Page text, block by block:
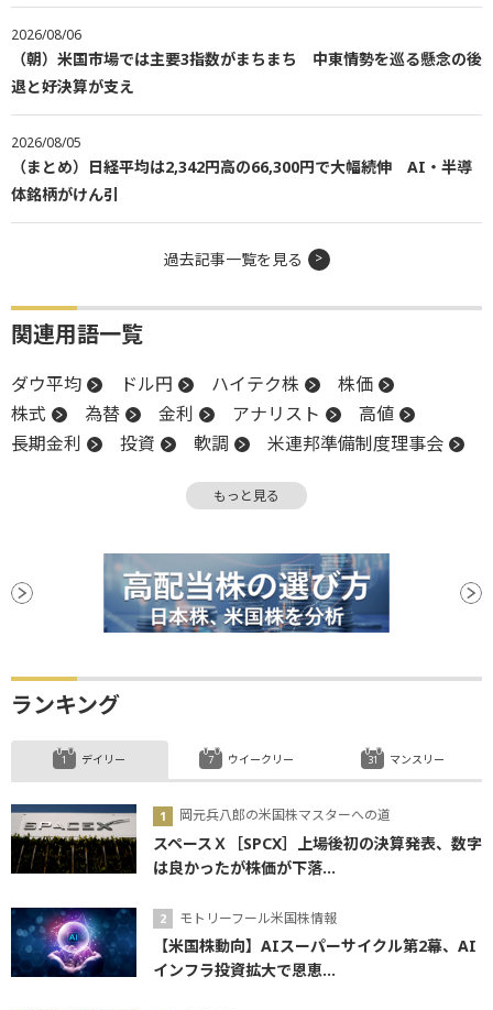
2026/08/06
（朝）米国市場では主要3指数がまちまち 中東情勢を巡る懸念の後
退と好決算が支え
2026/08/05
（まとめ）日経平均は2,342円高の66,300円で大幅続伸 AI・半導
体銘柄がけん引
過去記事一覧を見る
関連用語一覧
ダウ平均 ドル円 ハイテク株
株価
株式
為替 金利 アナリスト
高値
長期金利
投資 軟調
米連邦準備制度理事会
金融政策
反落 株価指数
関税
決算
材料
続落
ニューヨーク連銀製造業景気指数
利下げ
もっと見る
ランキング
デイリー
岡元兵八郎の米国株マスターへの道
スペースＸ［SPCX］上場後初の決算発表、数字
は良かったが株価が下落...
モトリーフール米国株情報
【米国株動向】AIスーパーサイクル第2幕、AI
インフラ投資拡大で恩恵...
ウイークリー マンスリー